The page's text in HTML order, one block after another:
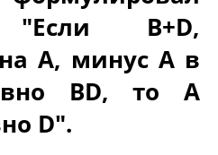
В+D,
А, минус А в
ВD, то А
D".